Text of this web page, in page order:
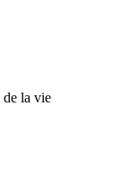
la vie